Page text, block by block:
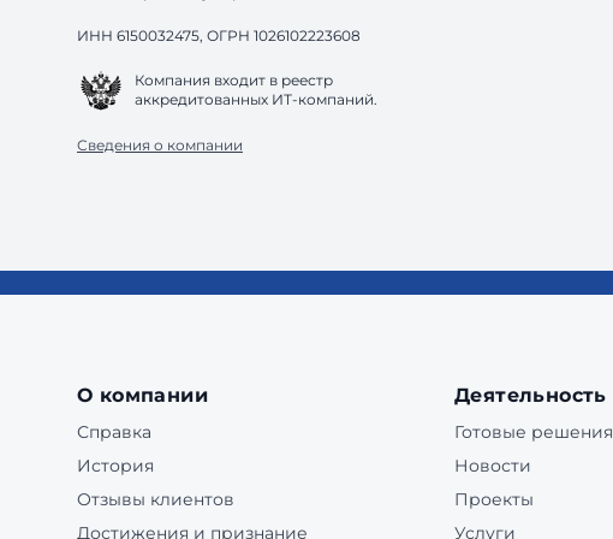
ИНН 6150032475, ОГРН 1026102223608
Компания входит в реестр
аккредитованных ИТ-компаний.
Сведения о компании
О компании
Справка
История
Отзывы клиентов
Достижения и признание
Деятельность
Готовые решения
Новости
Проекты
Услуги